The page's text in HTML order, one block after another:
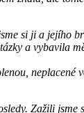
si ji a jejího
a vybavila
Zažili